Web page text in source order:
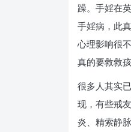
躁。手婬在
手婬病，此
心理影响很
真的要救救
很多人其实
现，有些戒
炎、精索静